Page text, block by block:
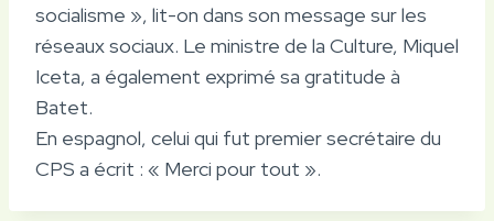
socialisme », lit-on dans son message sur les
réseaux sociaux. Le ministre de la Culture, Miquel
Iceta, a également exprimé sa gratitude à
Batet.
En espagnol, celui qui fut premier secrétaire du
CPS a écrit : « Merci pour tout ».